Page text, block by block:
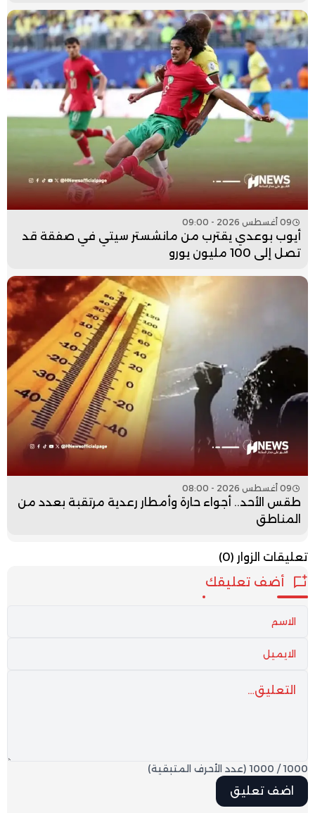
09 أغسطس 2026 - 09:00
أيوب بوعدي يقترب من مانشستر سيتي في صفقة قد
تصل إلى 100 مليون يورو
09 أغسطس 2026 - 08:00
طقس الأحد.. أجواء حارة وأمطار رعدية مرتقبة بعدد من
المناطق
تعليقات الزوار (0)
أضف تعليقك
1000
/
1000 (عدد الأحرف المتبقية)